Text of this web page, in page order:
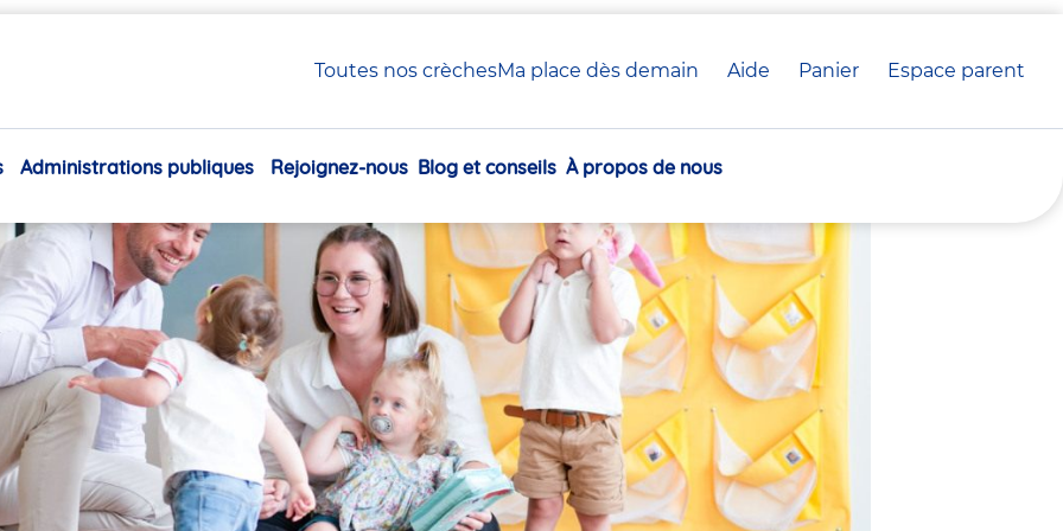
Toutes nos crèchesMa place dès demain Aide Panier crèche(s)
Espace parent
Navigation
Administrations publiques Rejoignez-nous Blog et conseils À propos de nous